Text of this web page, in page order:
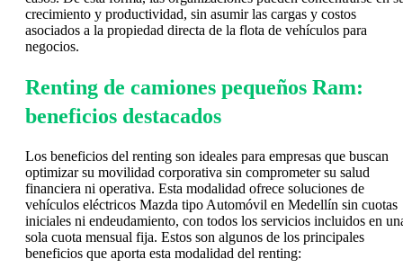
crecimiento y productividad, sin asumir las cargas y costos
asociados a la propiedad directa de la flota de vehículos para
negocios.
Renting de camiones pequeños Ram:
beneficios destacados
Los beneficios del renting son ideales para empresas que buscan
optimizar su movilidad corporativa sin comprometer su salud
financiera ni operativa. Esta modalidad ofrece soluciones de
vehículos eléctricos Mazda tipo Automóvil en Medellín sin cuotas
iniciales ni endeudamiento, con todos los servicios incluidos en
sola cuota mensual fija. Estos son algunos de los principales
beneficios que aporta esta modalidad del renting: